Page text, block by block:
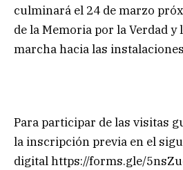
culminará el 24 de marzo
de la Memoria por la Verdad
marcha hacia las
Para participar de las visitas
la inscripción previa en el
digital https://forms.gle/